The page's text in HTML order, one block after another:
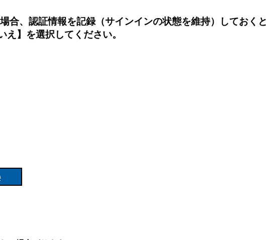
、認証情報を記録（サインインの状態を維持）しておく
】を選択してください。